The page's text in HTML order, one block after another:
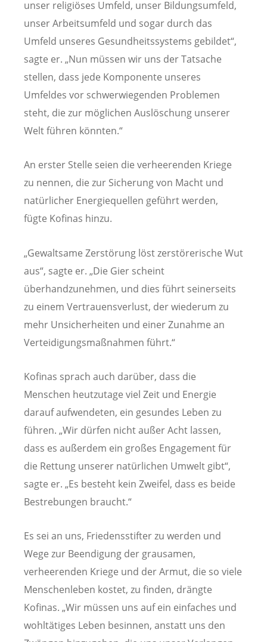
unser religiöses Umfeld, unser Bildungsumfeld,
unser Arbeitsumfeld und sogar durch das
Umfeld unseres Gesundheitssystems gebildet“,
sagte er. „Nun müssen wir uns der Tatsache
stellen, dass jede Komponente unseres
Umfeldes vor schwerwiegenden Problemen
steht, die zur möglichen Auslöschung unserer
Welt führen könnten.“
An erster Stelle seien die verheerenden Kriege
zu nennen, die zur Sicherung von Macht und
natürlicher Energiequellen geführt werden,
fügte Kofinas hinzu.
„Gewaltsame Zerstörung löst zerstörerische Wut
aus“, sagte er. „Die Gier scheint
überhandzunehmen, und dies führt seinerseits
zu einem Vertrauensverlust, der wiederum zu
mehr Unsicherheiten und einer Zunahme an
Verteidigungsmaßnahmen führt.“
Kofinas sprach auch darüber, dass die
Menschen heutzutage viel Zeit und Energie
darauf aufwendeten, ein gesundes Leben zu
führen. „Wir dürfen nicht außer Acht lassen,
dass es außerdem ein großes Engagement für
die Rettung unserer natürlichen Umwelt gibt“,
sagte er. „Es besteht kein Zweifel, dass es beide
Bestrebungen braucht.“
Es sei an uns, Friedensstifter zu werden und
Wege zur Beendigung der grausamen,
verheerenden Kriege und der Armut, die so viele
Menschenleben kostet, zu finden, drängte
Kofinas. „Wir müssen uns auf ein einfaches und
wohltätiges Leben besinnen, anstatt uns den